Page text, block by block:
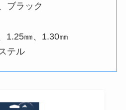
ブラック
1.25㎜、1.30㎜
テル